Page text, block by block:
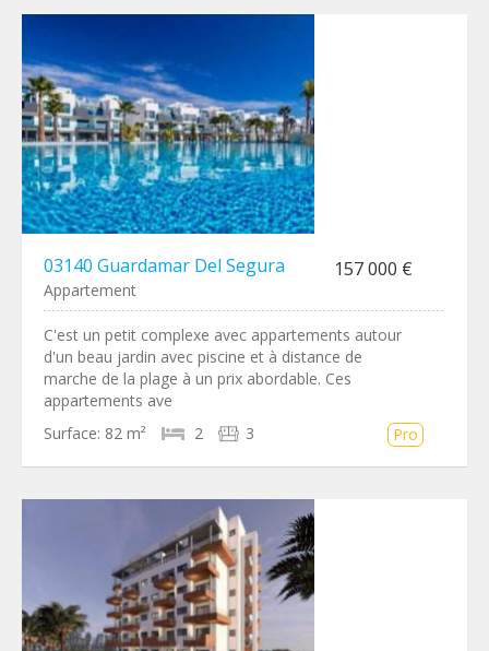
03140 Guardamar Del Segura 157 000 €
Appartement
C'est un petit complexe avec appartements autour
d'un beau jardin avec piscine et à distance de
marche de la plage à un prix abordable. Ces
appartements ave
Surface: 82 m² 2 3 Pro